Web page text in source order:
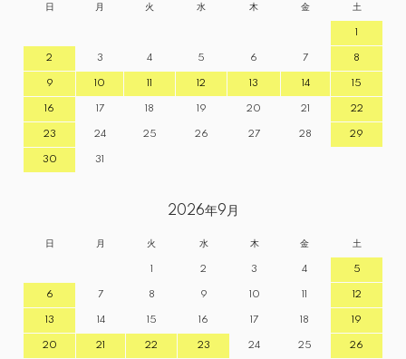
日 月 火 水 木 金 土
1
2 3 4 5 6 7 8
9 10 11 12 13 14 15
16 17 18 19 20 21 22
23 24 25 26 27 28 29
30 31
2026年9月
日 月 火 水 木 金 土
1 2 3 4 5
6 7 8 9 10 11 12
13 14 15 16 17 18 19
20 21 22 23 24 25 26